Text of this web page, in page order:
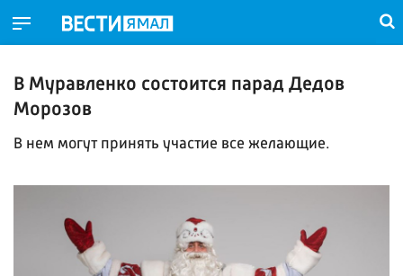
В Муравленко состоится парад Дедов
Морозов
В нем могут принять участие все желающие.